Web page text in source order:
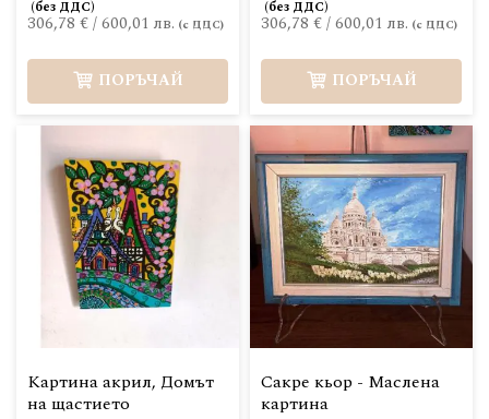
306,78 €/600,01 лв.
ПОРЪЧАЙ
306,78 €/600,01 лв.
ПОРЪЧАЙ
Картина акрил, Домът
на щастието
Сакре кьор - Маслена
картина